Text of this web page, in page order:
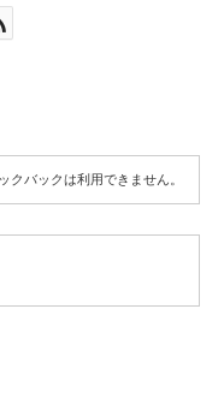
クバックは利用できません。